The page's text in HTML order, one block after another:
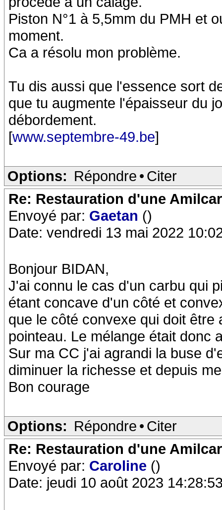
Piston N°1 à 5,5mm du PMH et
moment.
Ca a résolu mon problème.
Tu dis aussi que l'essence sort
que tu augmente l'épaisseur du
débordement.
[www.septembre-49.be]
Options: Répondre • Citer
Re: Restauration d'une
Envoyé par: Gaetan ()
Date: vendredi 13 mai 2022
Bonjour BIDAN,
J'ai connu le cas d'un carbu qui
étant concave d'un côté et
que le côté convexe qui doit
pointeau. Le mélange était donc
Sur ma CC j'ai agrandi la buse
diminuer la richesse et depuis
Bon courage
Options: Répondre • Citer
Re: Restauration d'une
Envoyé par: Caroline ()
Date: jeudi 10 août 2023